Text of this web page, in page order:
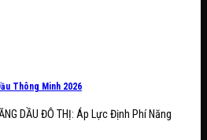
Thông Minh 2026
DẦU ĐÔ THỊ: Áp Lực Định Phí Năng